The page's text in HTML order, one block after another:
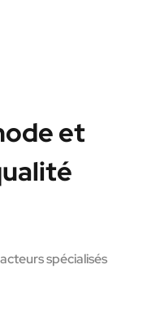
et
spécialisés